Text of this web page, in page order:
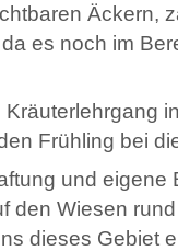
Äckern,
es noch im
Frühling bei
und eigene
den Wiesen
dieses Gebiet